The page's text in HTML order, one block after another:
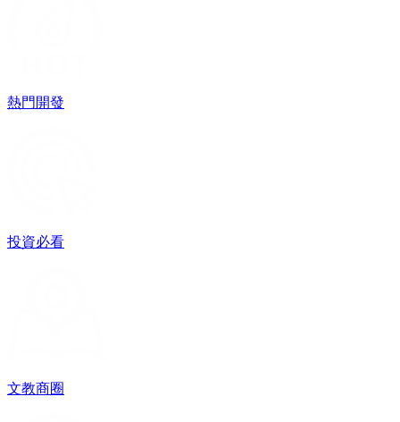
熱門開發
投資必看
文教商圈